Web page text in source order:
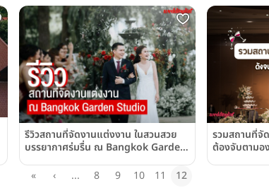
รีวิวสถานที่จัดงานแต่งงาน ในสวนสวย
บรรยากาศร่มรื่น ณ Bangkok Garden
รวมสถานที่จั
ต้องจับตามอ
«
‹ ... 8 9 10 11 12